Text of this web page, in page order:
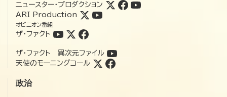
ニュースター・プロダクション
ARI Production
オピニオン番組
ザ・ファクト
ザ・ファクト 異次元ファイル
天使のモーニングコール
政治